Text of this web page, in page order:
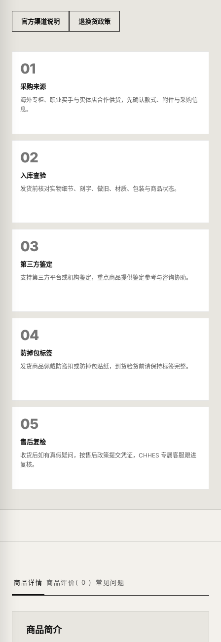
官方渠道说明 退换货政策
01
采购来源
海外专柜、职业买手与实体店合作供货，先确认款式、附件与采购信
息。
02
入库查验
发货前核对实物细节、刻字、做旧、材质、包装与商品状态。
03
第三方鉴定
支持第三方平台或机构鉴定，重点商品提供鉴定参考与咨询协助。
04
防掉包标签
发货商品佩戴防盗扣或防掉包贴纸，到货验货前请保持标签完整。
05
售后复检
收货后如有真假疑问，按售后政策提交凭证，CHHES 专属客服跟进
复核。
商品详情 商品评价( 0 ) 常见问题
商品简介